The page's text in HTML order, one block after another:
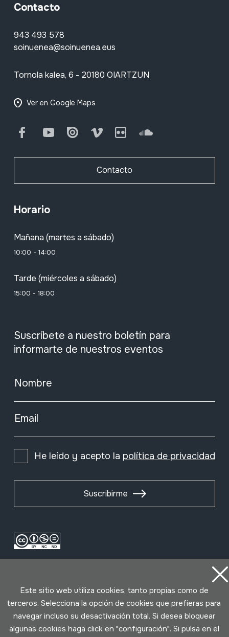
Contacto
943 493 578
soinuenea@soinuenea.eus
Tornola kalea, 6 - 20180 OIARTZUN
Ver en Google Maps
FacebookYoutube Issuu Vimeo Flickr SoundCloud
Contacto
Horario
Mañana (martes a sábado)
10:00 - 14:00
Tarde (miércoles a sábado)
15:00 - 18:00
Suscríbete a nuestro boletín para
informarte de nuestros eventos
Nombre
Email
He leído y acepto la política de privacidad
Suscribirme
Condiciones de uso
Política de privacidad
Este sitio web utiliza cookies, tanto propias como de
terceros. Selecciona la opción de cookies que prefieras para
navegar incluso su desactivación total. Si desea bloquear
algunas cookies haga click en "configuración". Si pulsa en el